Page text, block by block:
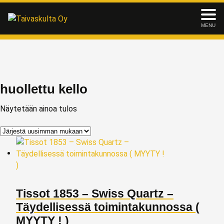
MENU
huollettu kello
Näytetään ainoa tulos
Tissot 1853 – Swiss Quartz –
Täydellisessä toimintakunnossa (
MYYTY ! )